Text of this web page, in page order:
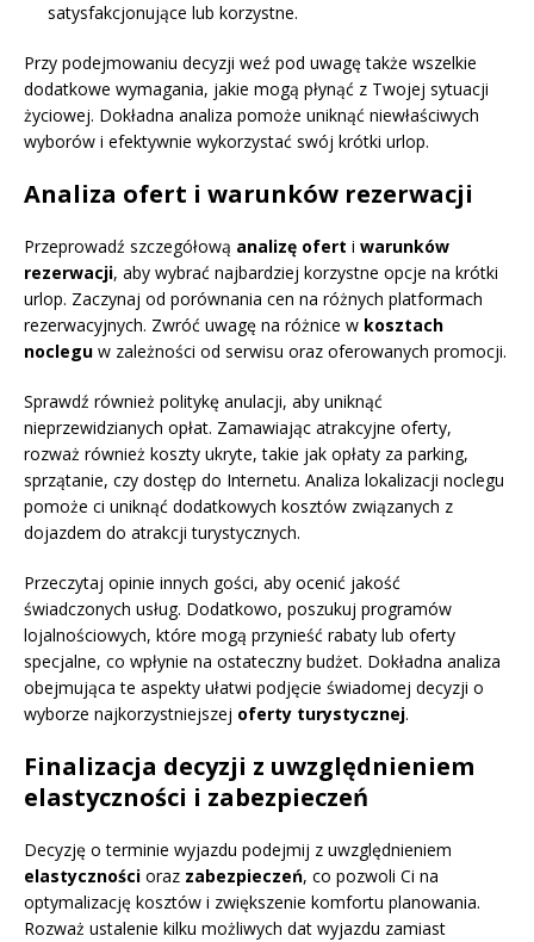
satysfakcjonujące lub korzystne.
Przy podejmowaniu decyzji weź pod uwagę także wszelkie
dodatkowe wymagania, jakie mogą płynąć z Twojej sytuacji
życiowej. Dokładna analiza pomoże uniknąć niewłaściwych
wyborów i efektywnie wykorzystać swój krótki urlop.
Analiza ofert i warunków rezerwacji
Przeprowadź szczegółową analizę ofert i warunków
rezerwacji, aby wybrać najbardziej korzystne opcje na krótki
urlop. Zaczynaj od porównania cen na różnych platformach
rezerwacyjnych. Zwróć uwagę na różnice w kosztach
noclegu w zależności od serwisu oraz oferowanych promocji.
Sprawdź również politykę anulacji, aby uniknąć
nieprzewidzianych opłat. Zamawiając atrakcyjne oferty,
rozważ również koszty ukryte, takie jak opłaty za parking,
sprzątanie, czy dostęp do Internetu. Analiza lokalizacji noclegu
pomoże ci uniknąć dodatkowych kosztów związanych z
dojazdem do atrakcji turystycznych.
Przeczytaj opinie innych gości, aby ocenić jakość
świadczonych usług. Dodatkowo, poszukuj programów
lojalnościowych, które mogą przynieść rabaty lub oferty
specjalne, co wpłynie na ostateczny budżet. Dokładna analiza
obejmująca te aspekty ułatwi podjęcie świadomej decyzji o
wyborze najkorzystniejszej oferty turystycznej.
Finalizacja decyzji z uwzględnieniem
elastyczności i zabezpieczeń
Decyzję o terminie wyjazdu podejmij z uwzględnieniem
elastyczności oraz zabezpieczeń, co pozwoli Ci na
optymalizację kosztów i zwiększenie komfortu planowania.
Rozważ ustalenie kilku możliwych dat wyjazdu zamiast